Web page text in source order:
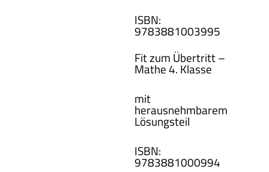
ISBN:
9783881003995
Fit zum Übertritt –
Mathe 4. Klasse
mit
herausnehmbarem
Lösungsteil
ISBN:
9783881000994